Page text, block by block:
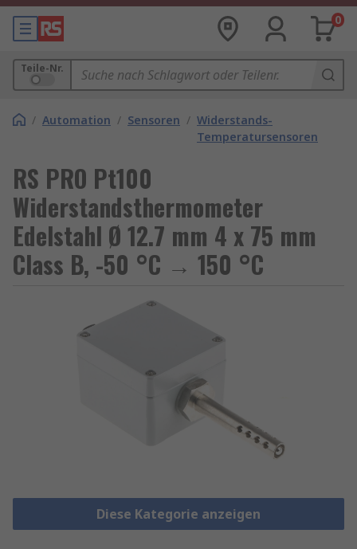
0
Teile-Nr.
/ Automation / Sensoren / Widerstands-
Temperatursensoren
RS PRO Pt100
Widerstandsthermometer
Edelstahl Ø 12.7 mm 4 x 75 mm
Class B, -50 °C → 150 °C
Diese Kategorie anzeigen